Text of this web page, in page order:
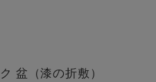
盆（漆の折敷）